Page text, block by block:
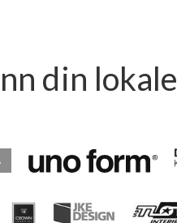
din lokale